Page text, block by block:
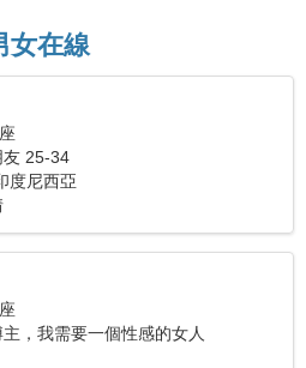
女在線
友 25-34
度尼西亞
，我需要一個性感的女人